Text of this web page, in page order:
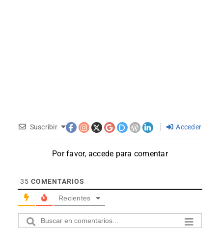
Suscribir Acceder
Por favor, accede para comentar
35 COMENTARIOS
Recientes